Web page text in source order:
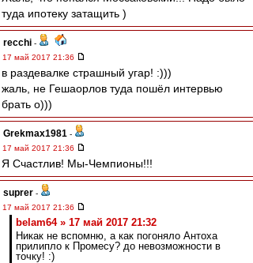
туда ипотеку затащить )
recchi -
17 май 2017 21:36
в раздевалке страшный угар! :)))
жаль, не Гешаорлов туда пошёл интервью
брать о)))
Grekmax1981 -
17 май 2017 21:36
Я Счастлив! Мы-Чемпионы!!!
suprer -
17 май 2017 21:36
belam64 » 17 май 2017 21:32
Никак не вспомню, а как погоняло Антоха
прилипло к Промесу? до невозможности в
точку! :)